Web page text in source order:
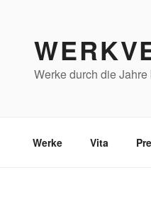
springen
Werke durch die
Werke Vita